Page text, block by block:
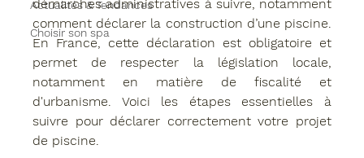
Actualités & Tendances
Choisir son spa
démarches administratives à suivre, notamment
comment déclarer la construction d’une piscine.
En France, cette déclaration est obligatoire et
permet de respecter la législation locale,
notamment en matière de fiscalité et
d'urbanisme. Voici les étapes essentielles à
suivre pour déclarer correctement votre projet
de piscine.